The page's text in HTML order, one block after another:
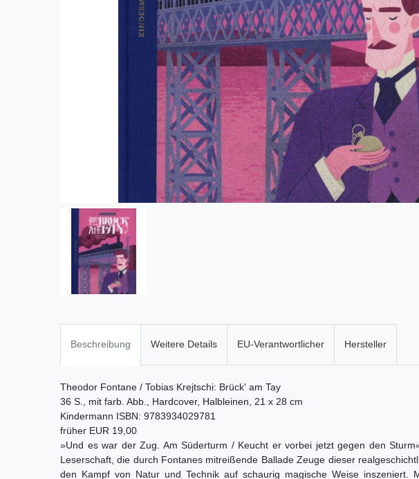
Beschreibung Weitere Details EU-Verantwortlicher Hersteller
Theodor Fontane / Tobias Krejtschi: Brück' am Tay
36 S., mit farb. Abb., Hardcover, Halbleinen, 21 x 28 cm
Kindermann ISBN: 9783934029781
früher EUR 19,00
»Und es war der Zug. Am Süderturm / Keucht er vorbei jetzt gegen den
Leserschaft, die durch Fontanes mitreißende Ballade Zeuge dieser
den Kampf von Natur und Technik auf schaurig magische Weise inszeniert.